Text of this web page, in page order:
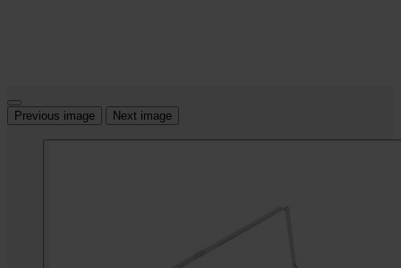
Previous image Next image